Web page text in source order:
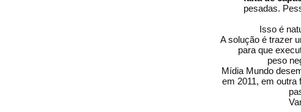
pesadas.
Isso é
A solução é trazer
para que
peso
Mídia Mundo
em 2011, em outra